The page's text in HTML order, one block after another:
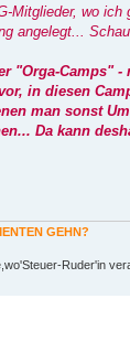
Mitglieder, wo
angelegt...
"Orga-
in diesen
man sonst
Da kann
GEHN?
Ruder'in